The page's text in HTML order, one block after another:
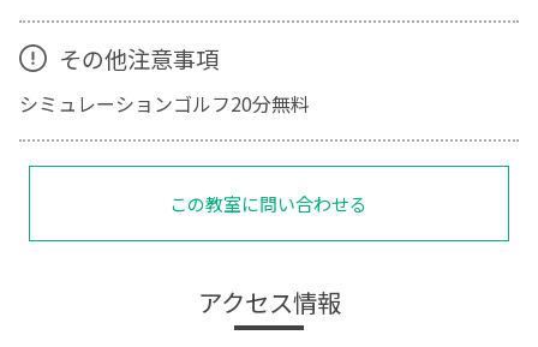
その他注意事項
シミュレーションゴルフ20分無料
この教室に問い合わせる
アクセス情報